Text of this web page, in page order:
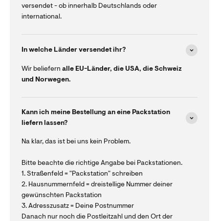
versendet - ob innerhalb Deutschlands oder
international.
In welche Länder versendet ihr?
Wir beliefern alle EU-Länder, die USA, die Schweiz
und Norwegen.
Kann ich meine Bestellung an eine Packstation
liefern lassen?
Na klar, das ist bei uns kein Problem.
Bitte beachte die richtige Angabe bei Packstationen.
1. Straßenfeld = "Packstation" schreiben
2. Hausnummernfeld = dreistellige Nummer deiner
gewünschten Packstation
3. Adresszusatz = Deine Postnummer
Danach nur noch die Postleitzahl und den Ort der